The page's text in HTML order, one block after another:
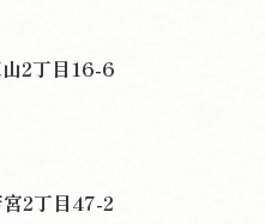
2丁目16-6
2丁目47-2